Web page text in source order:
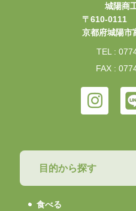
城陽商
〒610-0111
京都府城陽市
TEL :
FAX :
目的から探す
食べる